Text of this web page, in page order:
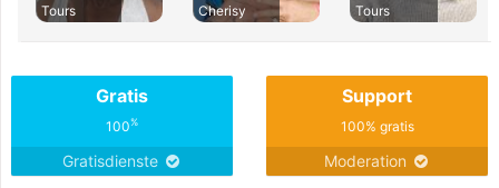
Tours
Cherisy
Tours
Gratis
100%
Gratisdienste
Support
100% gratis
Moderation